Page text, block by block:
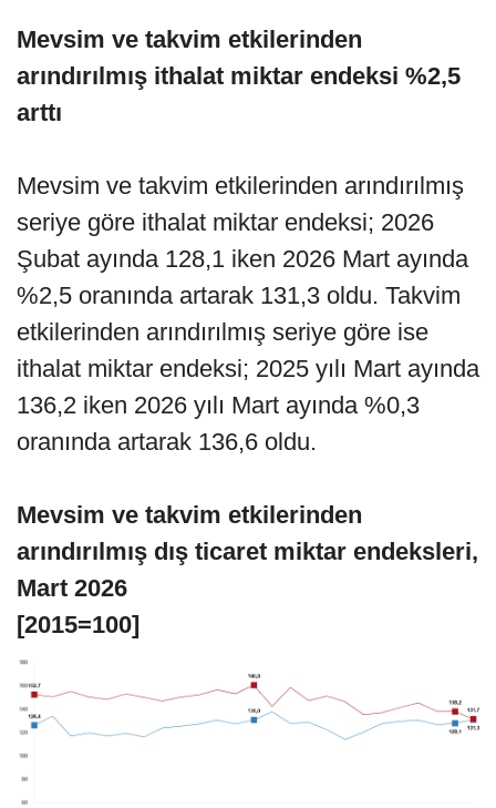
Mevsim ve takvim etkilerinden
arındırılmış ithalat miktar endeksi %2,5
arttı
Mevsim ve takvim etkilerinden arındırılmış
seriye göre ithalat miktar endeksi; 2026
Şubat ayında 128,1 iken 2026 Mart ayında
%2,5 oranında artarak 131,3 oldu. Takvim
etkilerinden arındırılmış seriye göre ise
ithalat miktar endeksi; 2025 yılı Mart ayında
136,2 iken 2026 yılı Mart ayında %0,3
oranında artarak 136,6 oldu.
Mevsim ve takvim etkilerinden
arındırılmış dış ticaret miktar endeksleri,
Mart 2026
[2015=100]